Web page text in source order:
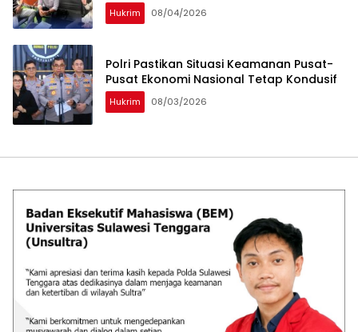
Hukrim 08/04/2026
Polri Pastikan Situasi Keamanan Pusat-
Pusat Ekonomi Nasional Tetap Kondusif
Hukrim 08/03/2026